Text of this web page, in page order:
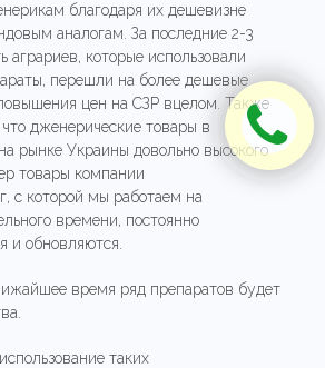
благодаря их дешевизне
аналогам. За последние 2-3
аграриев, которые использовали
перешли на более дешевые
цен на СЗР вцелом. Также
дженерические товары в
рынке Украины довольно высокого
товары компании
с которой мы работаем на
времени, постоянно
и обновляются.
время ряд препаратов будет
таких